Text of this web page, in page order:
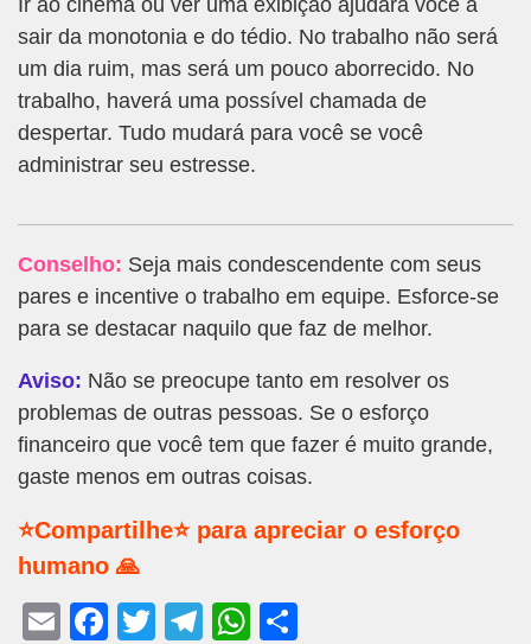
Ir ao cinema ou ver uma exibição ajudará você a
sair da monotonia e do tédio. No trabalho não será
um dia ruim, mas será um pouco aborrecido. No
trabalho, haverá uma possível chamada de
despertar. Tudo mudará para você se você
administrar seu estresse.
Conselho: Seja mais condescendente com seus
pares e incentive o trabalho em equipe. Esforce-se
para se destacar naquilo que faz de melhor.
Aviso: Não se preocupe tanto em resolver os
problemas de outras pessoas. Se o esforço
financeiro que você tem que fazer é muito grande,
gaste menos em outras coisas.
⭐Compartilhe⭐ para apreciar o esforço
humano 🙏
E
F
T
T
W